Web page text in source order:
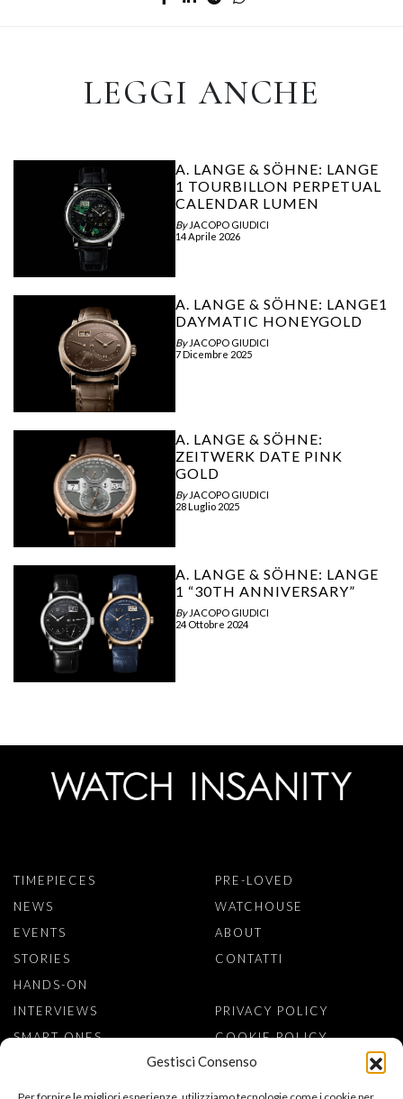
Gestisci Consenso
LEGGI ANCHE
A. LANGE & SÖHNE: LANGE
1 TOURBILLON PERPETUAL
CALENDAR LUMEN
By JACOPO GIUDICI
14 Aprile 2026
A. LANGE & SÖHNE: LANGE1
DAYMATIC HONEYGOLD
By JACOPO GIUDICI
7 Dicembre 2025
A. LANGE & SÖHNE:
ZEITWERK DATE PINK
GOLD
By JACOPO GIUDICI
28 Luglio 2025
A. LANGE & SÖHNE: LANGE
1 “30TH ANNIVERSARY”
By JACOPO GIUDICI
24 Ottobre 2024
TIMEPIECES
NEWS
EVENTS
STORIES
HANDS-ON
INTERVIEWS
SMART ONES
PRE-LOVED
WATCHOUSE
ABOUT
CONTATTI
PRIVACY POLICY
COOKIE POLICY
ISCRIVITI ALLA NEWSLETTER